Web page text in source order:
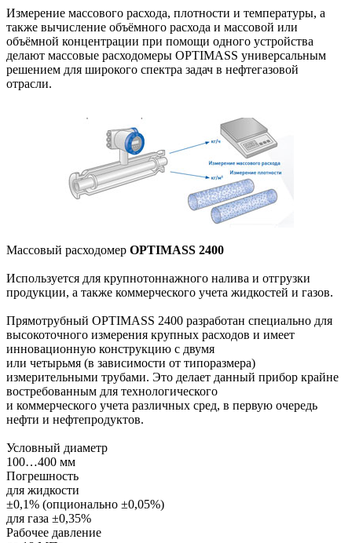
Измерение массового расхода, плотности и температуры, а
также вычисление объёмного расхода и массовой или
объёмной концентрации при помощи одного устройства
делают массовые расходомеры OPTIMASS универсальным
решением для широкого спектра задач в нефтегазовой
отрасли.
Массовый расходомер OPTIMASS 2400
Используется для крупнотоннажного налива и отгрузки
продукции, а также коммерческого учета жидкостей и газов.
Прямотрубный OPTIMASS 2400 разработан специально для
высокоточного измерения крупных расходов и имеет
инновационную конструкцию с двумя
или четырьмя (в зависимости от типоразмера)
измерительными трубами. Это делает данный прибор крайне
востребованным для технологического
и коммерческого учета различных сред, в первую очередь
нефти и нефтепродуктов.
Условный диаметр
100…400 мм
Погрешность
для жидкости
±0,1% (опционально ±0,05%)
для газа ±0,35%
Рабочее давление